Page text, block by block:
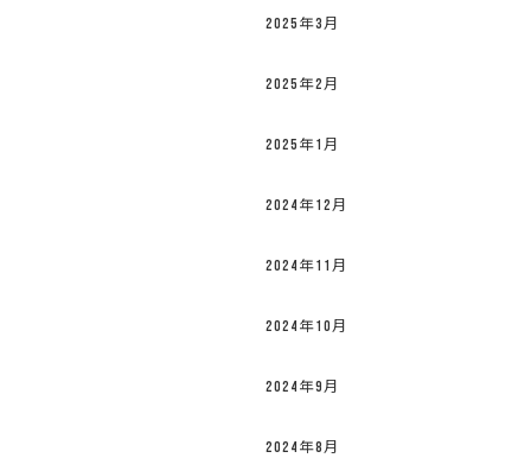
2025年3月
2025年2月
2025年1月
2024年12月
2024年11月
2024年10月
2024年9月
2024年8月